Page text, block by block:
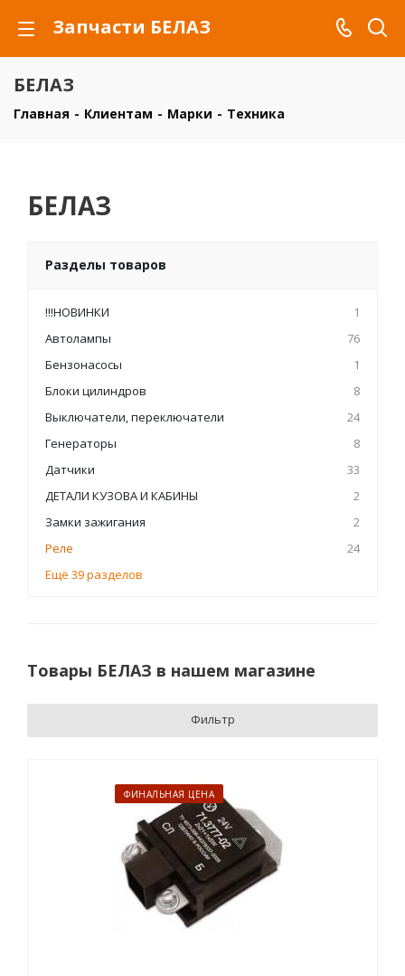
Запчасти БЕЛАЗ
БЕЛАЗ
Главная - Клиентам - Марки - Техника
БЕЛАЗ
Разделы товаров
!!!НОВИНКИ
1
Автолампы
76
Бензонасосы
1
Блоки цилиндров
8
Выключатели, переключатели
24
Генераторы
8
Датчики
33
ДЕТАЛИ КУЗОВА И КАБИНЫ
2
Замки зажигания
2
Реле
24
Ещё 39 разделов
Товары БЕЛАЗ в нашем магазине
Фильтр
ФИНАЛЬНАЯ ЦЕНА